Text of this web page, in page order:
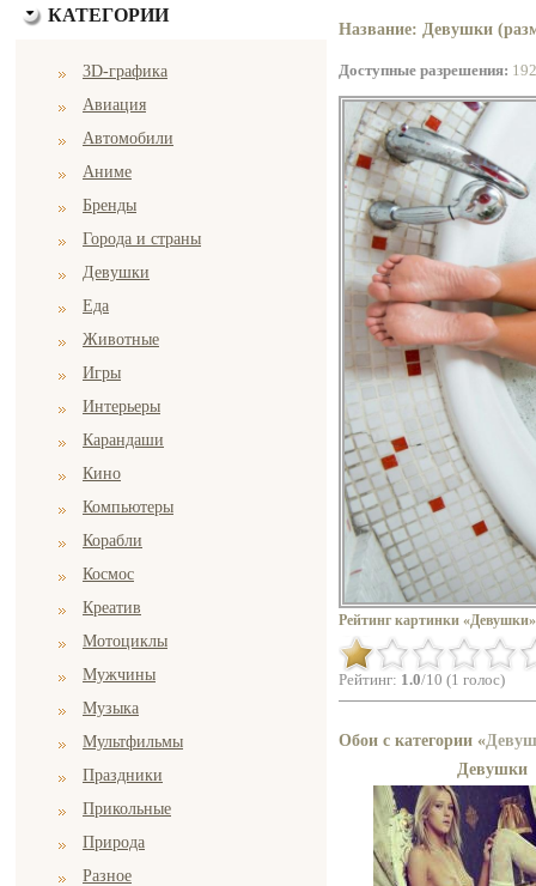
КАТЕГОРИИ
3D-графика
Авиация
Автомобили
Аниме
Бренды
Города и страны
Девушки
Еда
Животные
Игры
Интерьеры
Карандаши
Кино
Компьютеры
Корабли
Космос
Креатив
Мотоциклы
Мужчины
Музыка
Мультфильмы
Праздники
Прикольные
Природа
Разное
Название: Девушки
Доступные разрешения:
Рейтинг картинки
Рейтинг: 1.0/10 (1 голос)
Обои с категории «
Девушки